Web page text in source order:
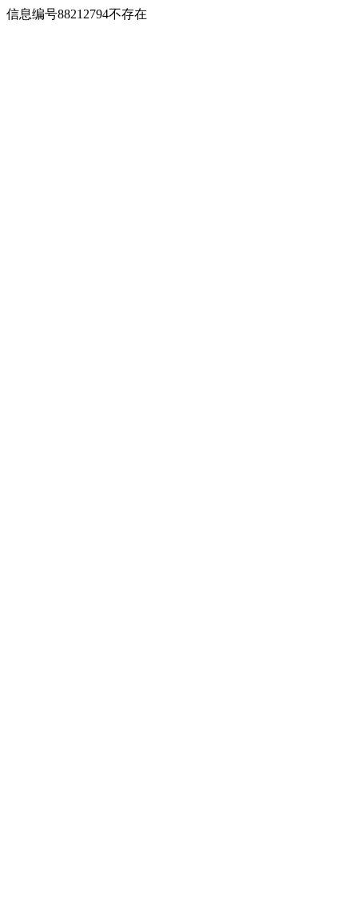
信息编号88212794不存在